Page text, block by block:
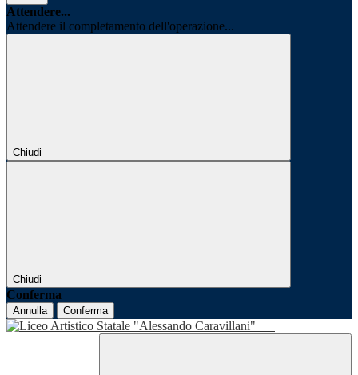
Attendere...
Attendere il completamento dell'operazione...
Chiudi
Chiudi
Conferma
Annulla Conferma